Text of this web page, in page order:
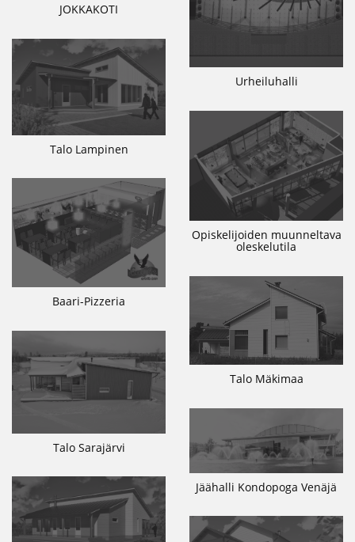
JOKKAKOTI
Urheiluhalli
Talo Lampinen
Opiskelijoiden muunneltava
oleskelutila
Baari-Pizzeria
Talo Mäkimaa
Talo Sarajärvi
Jäähalli Kondopoga Venäjä